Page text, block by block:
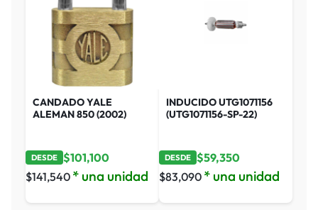
CANDADO YALE
ALEMAN 850 (2002)
DESDE $101,100
$141,540 * una unidad
INDUCIDO UTG1071156
(UTG1071156-SP-22)
DESDE $59,350
$83,090 * una unidad